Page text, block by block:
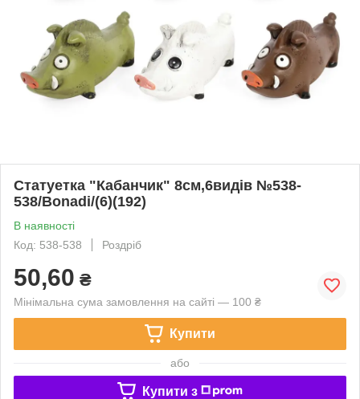
Статуетка "Кабанчик" 8см,6видів №538-
538/Bonadi/(6)(192)
В наявності
Код: 538-538
Роздріб
50,60 ₴
Мінімальна сума замовлення на сайті — 100 ₴
Купити
або
Купити з